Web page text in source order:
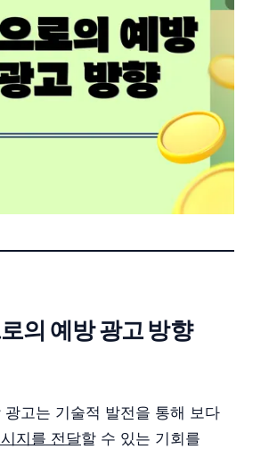
의 예방 광고 방향
광고는 기술적 발전을 통해 보다
지를 전달할 수 있는 기회를